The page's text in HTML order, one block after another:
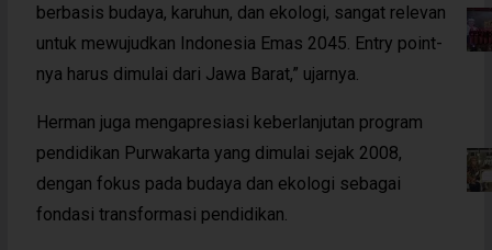
berbasis budaya, karuhun, dan ekologi, sangat relevan
untuk mewujudkan Indonesia Emas 2045. Entry point-
nya harus dimulai dari Jawa Barat,” ujarnya.
Herman juga mengapresiasi keberlanjutan program
pendidikan Purwakarta yang dimulai sejak 2008,
dengan fokus pada budaya dan ekologi sebagai
fondasi transformasi pendidikan.